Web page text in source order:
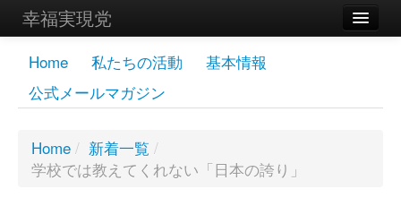
幸福実現党
メンバーズページ
党員
お問い合わせ
Home 私たちの活動
基本情報
公式メールマガジン
Home / 新着一覧 /
学校では教えてくれない「日本の誇り」